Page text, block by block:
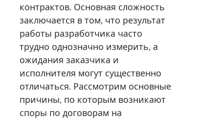
контрактов. Основная сложность
заключается в том, что результат
работы разработчика часто
трудно однозначно измерить, а
ожидания заказчика и
исполнителя могут существенно
отличаться. Рассмотрим основные
причины, по которым возникают
споры по договорам на